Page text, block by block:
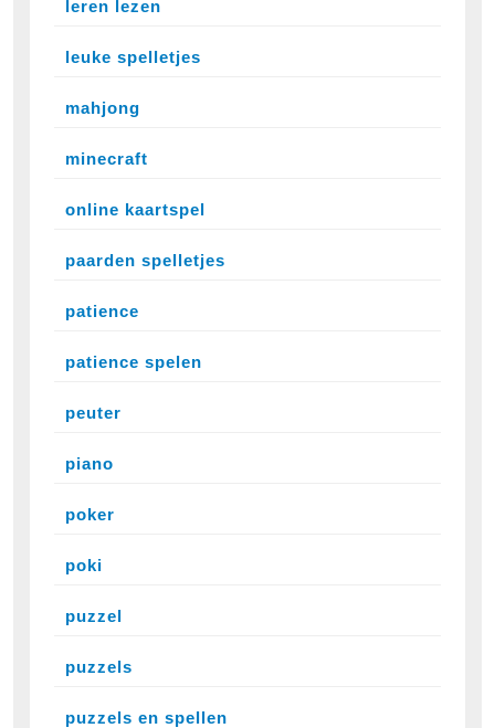
leren lezen
leuke spelletjes
mahjong
minecraft
online kaartspel
paarden spelletjes
patience
patience spelen
peuter
piano
poker
poki
puzzel
puzzels
puzzels en spellen